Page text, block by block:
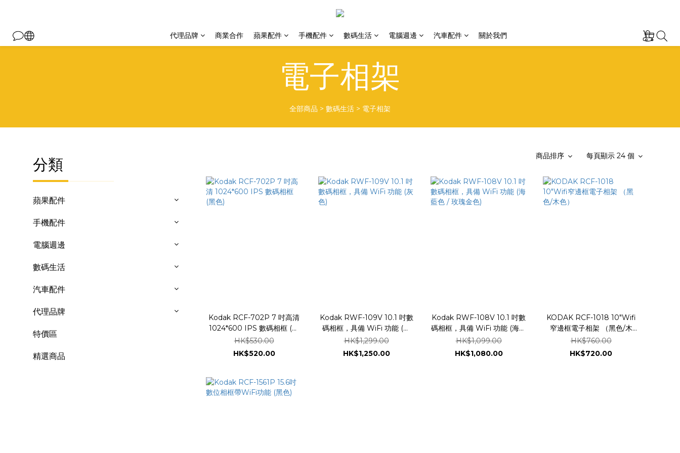
代理品牌 商業合作 蘋果配件 手機配件 數碼生活 電腦週邊 汽車配件 關於我們
電子相架
全部商品 > 數碼生活> 電子相架
分類
蘋果配件
手機配件
電腦週邊
數碼生活
汽車配件
代理品牌
特價區
精選商品
商品排序 每頁顯示 24 個
Kodak RCF-702P 7 吋高清
1024*600 IPS 數碼相框 (黑
色)
HK$530.00
HK$520.00
Kodak RWF-109V 10.1 吋數
碼相框，具備 WiFi 功能 (灰
色)
HK$1,299.00
HK$1,250.00
Kodak RWF-108V 10.1 吋數
碼相框，具備 WiFi 功能 (海藍
色 / 玫瑰金色)
HK$1,099.00
HK$1,080.00
KODAK RCF-1018 10″Wifi
窄邊框電子相架 （黑色/木
色）
HK$760.00
HK$720.00